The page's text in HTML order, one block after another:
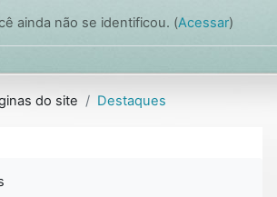
ainda não se identificou. (Acessar)
do site Destaques